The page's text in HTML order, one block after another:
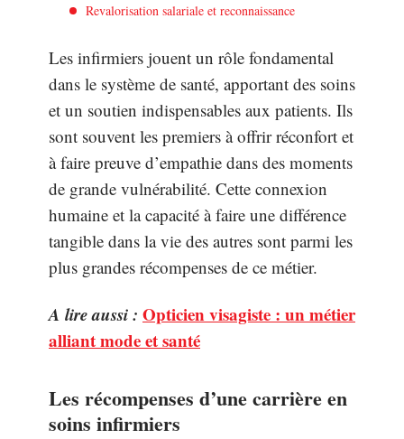
Revalorisation salariale et reconnaissance
Les infirmiers jouent un rôle fondamental
dans le système de santé, apportant des soins
et un soutien indispensables aux patients. Ils
sont souvent les premiers à offrir réconfort et
à faire preuve d’empathie dans des moments
de grande vulnérabilité. Cette connexion
humaine et la capacité à faire une différence
tangible dans la vie des autres sont parmi les
plus grandes récompenses de ce métier.
A lire aussi : Opticien visagiste : un métier
alliant mode et santé
Les récompenses d’une carrière en
soins infirmiers